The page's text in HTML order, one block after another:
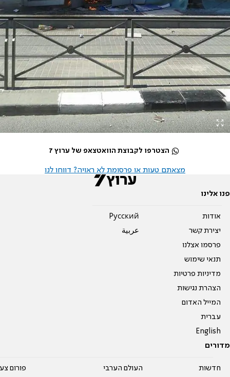
הצטרפו לקבוצת הוואטצאפ של ערוץ 7
מצאתם טעות או פרסומת לא ראויה? דווחו לנו
פנו אלינו
אודות
יצירת קשר
פרסמו אצלנו
תנאי שימוש
מדיניות פרטיות
הצהרת נגישות
המייל האדום
עברית
English
Pусский
عربية
מדורים
חדשות העולם הערבי פורום